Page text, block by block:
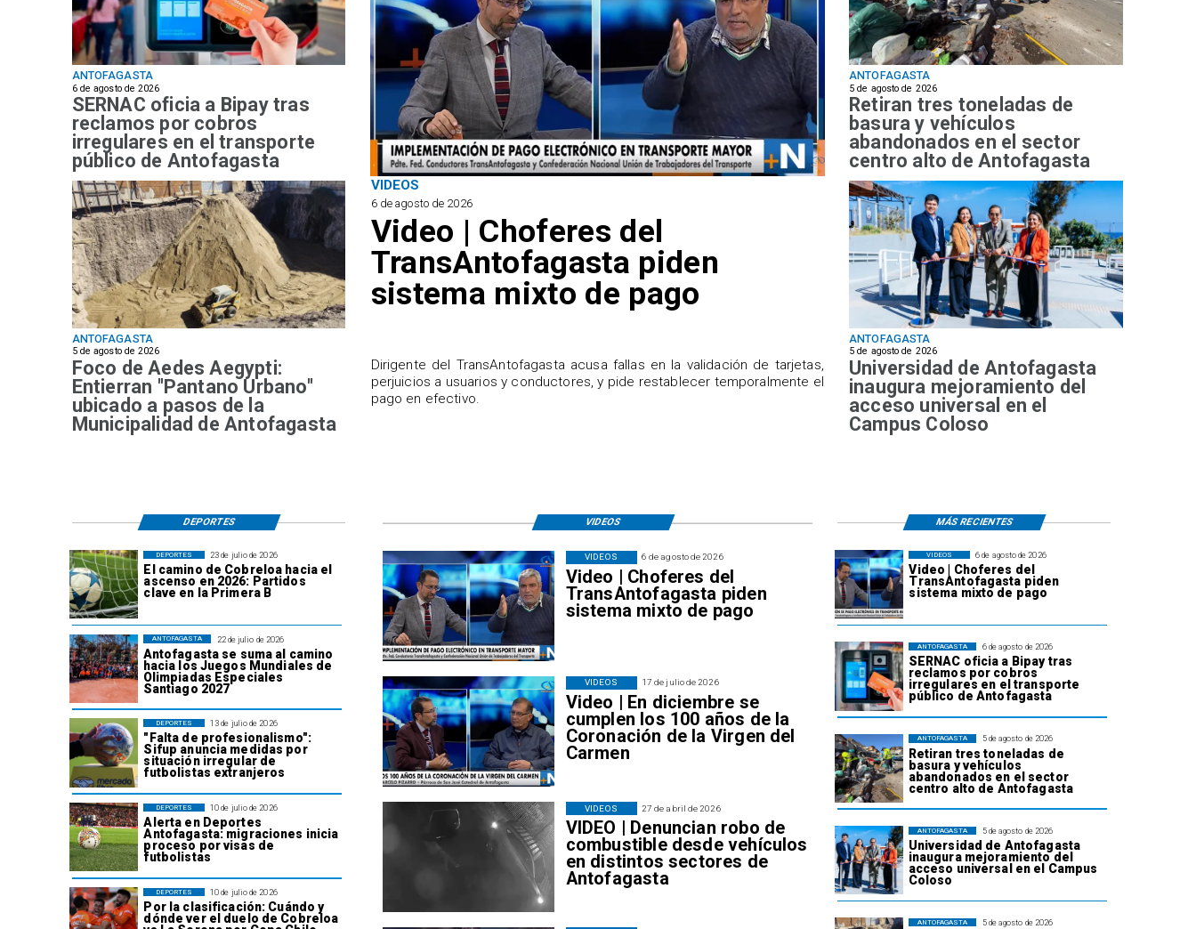
ANTOFAGASTA
6 de agosto de 2026
SERNAC oficia a Bipay tras
reclamos por cobros
irregulares en el transporte
público de Antofagasta
VIDEOS
6 de agosto de 2026
Video | Choferes del
TransAntofagasta piden
sistema mixto de pago
​Dirigente del TransAntofagasta acusa fallas en la validación de tarjetas,
perjuicios a usuarios y conductores, y pide restablecer temporalmente el
pago en efectivo.
ANTOFAGASTA
5 de agosto de 2026
Foco de Aedes Aegypti:
Entierran "Pantano Urbano"
ubicado a pasos de la
Municipalidad de Antofagasta
ANTOFAGASTA
5 de agosto de 2026
Retiran tres toneladas de
basura y vehículos
abandonados en el sector
centro alto de Antofagasta
ANTOFAGASTA
5 de agosto de 2026
Universidad de Antofagasta
inaugura mejoramiento del
acceso universal en el
Campus Coloso
6 de agosto de 2026
Video | Choferes del
TransAntofagasta piden
sistema mixto de pago
VIDEOS
6 de agosto de 2026
SERNAC oficia a Bipay tras
reclamos por cobros
irregulares en el transporte
público de Antofagasta
ANTOFAGASTA
5 de agosto de 2026
Retiran tres toneladas de
basura y vehículos
abandonados en el sector
centro alto de Antofagasta
ANTOFAGASTA
5 de agosto de 2026
Universidad de Antofagasta
inaugura mejoramiento del
acceso universal en el Campus
Coloso
ANTOFAGASTA
5 de agosto de 2026
ANTOFAGASTA
23 de julio de 2026
El camino de Cobreloa hacia el
ascenso en 2026: Partidos
clave en la Primera B
DEPORTES
22 de julio de 2026
Antofagasta se suma al camino
hacia los Juegos Mundiales de
Olimpiadas Especiales
Santiago 2027
ANTOFAGASTA
13 de julio de 2026
"Falta de profesionalismo":
Sifup anuncia medidas por
situación irregular de
futbolistas extranjeros
DEPORTES
10 de julio de 2026
Alerta en Deportes
Antofagasta: migraciones inicia
proceso por visas de
futbolistas
DEPORTES
10 de julio de 2026
Por la clasificación: Cuándo y
dónde ver el duelo de Cobreloa
DEPORTES
6 de agosto de 2026
Video | Choferes del
TransAntofagasta piden
sistema mixto de pago
VIDEOS
17 de julio de 2026
Video | En diciembre se
cumplen los 100 años de la
Coronación de la Virgen del
Carmen
VIDEOS
27 de abril de 2026
VIDEO | Denuncian robo de
combustible desde vehículos
en distintos sectores de
Antofagasta
VIDEOS
VIDEOS
DEPORTES MÁS RECIENTES